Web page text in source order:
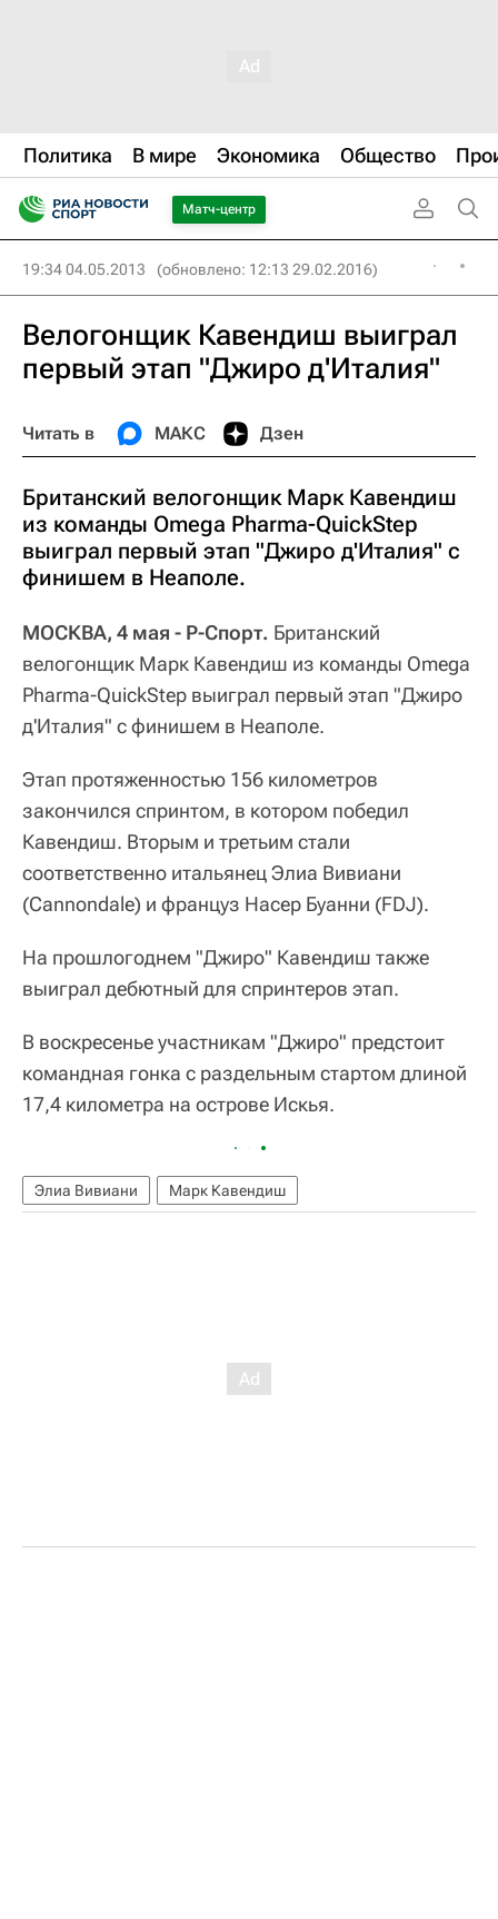
Политика В мире Экономика Общество
Матч-центр
19:34 04.05.2013 (обновлено: 12:13 29.02.2016)
Велогонщик Кавендиш выиграл
первый этап "Джиро д'Италия"
Читать в МАКС Дзен
Британский велогонщик Марк Кавендиш
из команды Omega Pharma-QuickStep
выиграл первый этап "Джиро д'Италия" с
финишем в Неаполе.
МОСКВА, 4 мая - Р-Спорт. Британский
велогонщик Марк Кавендиш из команды Omega
Pharma-QuickStep выиграл первый этап "Джиро
д'Италия" с финишем в Неаполе.
Этап протяженностью 156 километров
закончился спринтом, в котором победил
Кавендиш. Вторым и третьим стали
соответственно итальянец Элиа Вивиани
(Cannondale) и француз Насер Буанни (FDJ).
На прошлогоднем "Джиро" Кавендиш также
выиграл дебютный для спринтеров этап.
В воскресенье участникам "Джиро" предстоит
командная гонка с раздельным стартом длиной
17,4 километра на острове Искья.
Элиа Вивиани Марк Кавендиш